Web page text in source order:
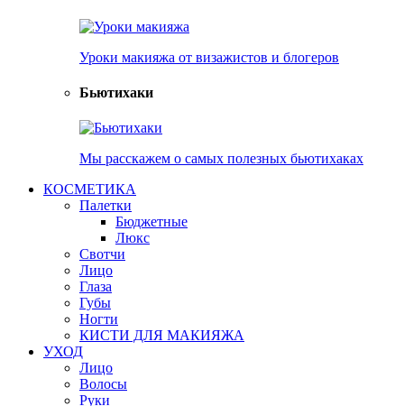
Уроки макияжа от визажистов и блогеров
Бьютихаки
Мы расскажем о самых полезных бьютихаках
КОСМЕТИКА
Палетки
Бюджетные
Люкс
Свотчи
Лицо
Глаза
Губы
Ногти
КИСТИ ДЛЯ МАКИЯЖА
УХОД
Лицо
Волосы
Руки